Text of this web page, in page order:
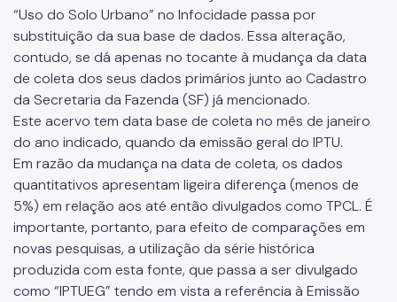
“Uso do Solo Urbano” no Infocidade passa por
substituição da sua base de dados. Essa alteração,
contudo, se dá apenas no tocante à mudança da data
de coleta dos seus dados primários junto ao Cadastro
da Secretaria da Fazenda (SF) já mencionado.
Este acervo tem data base de coleta no mês de janeiro
do ano indicado, quando da emissão geral do IPTU.
Em razão da mudança na data de coleta, os dados
quantitativos apresentam ligeira diferença (menos de
5%) em relação aos até então divulgados como TPCL. É
importante, portanto, para efeito de comparações em
novas pesquisas, a utilização da série histórica
produzida com esta fonte, que passa a ser divulgado
como “IPTUEG” tendo em vista a referência à Emissão